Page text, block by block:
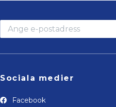
Sociala medier
Facebook